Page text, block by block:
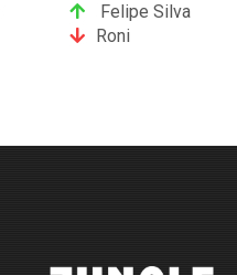
Felipe Silva
Roni